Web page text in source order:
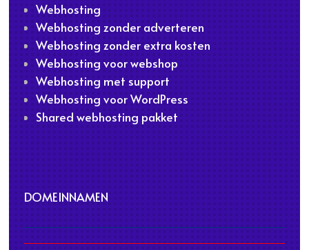
Webhosting
Webhosting zonder adverteren
Webhosting zonder extra kosten
Webhosting voor webshop
Webhosting met support
Webhosting voor WordPress
Shared webhosting pakket
DOMEINNAMEN